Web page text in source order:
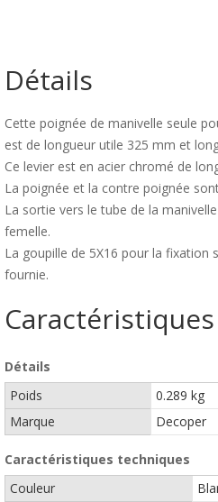
Détails
Cette poignée de manivelle seule
est de longueur utile 325 mm et
Ce levier est en acier chromé de
La poignée et la contre poignée
La sortie vers le tube de la
femelle.
La goupille de 5X16 pour la fixation
fournie.
Détails
Poids
0.289 kg
Marque
Decoper
Caractéristiques techniques
Couleur